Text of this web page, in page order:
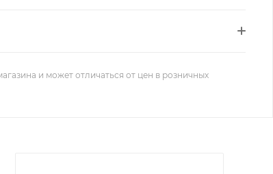
и может отличаться от цен в розничных